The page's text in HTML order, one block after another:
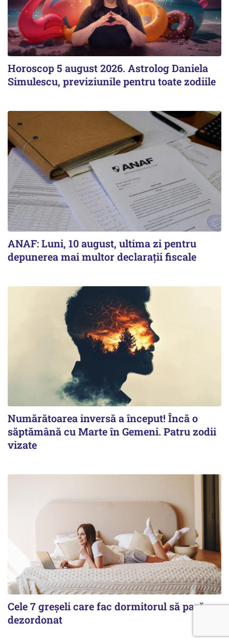
Horoscop 5 august 2026. Astrolog Daniela
Simulescu, previziunile pentru toate zodiile
ANAF: Luni, 10 august, ultima zi pentru
depunerea mai multor declarații fiscale
Numărătoarea inversă a început! Încă o
săptămână cu Marte în Gemeni. Patru zodii
vizate
Cele 7 greșeli care fac dormitorul să pară
dezordonat